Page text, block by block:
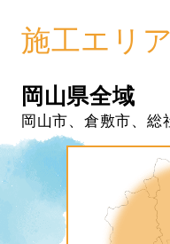
施工エリア
岡山県全域
岡山市、倉敷市、総